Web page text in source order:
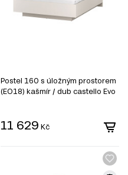
Postel 160 s úložným prostorem
(EO18) kašmír / dub castello Evo
11 629 Kč